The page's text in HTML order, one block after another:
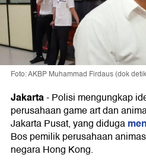
Foto: AKBP Muhammad Firdaus (dok
Jakarta-Polisi mengungkap
perusahaan game art dan
Jakarta Pusat, yang diduga
Bos pemilik perusahaan
negara Hong Kong.